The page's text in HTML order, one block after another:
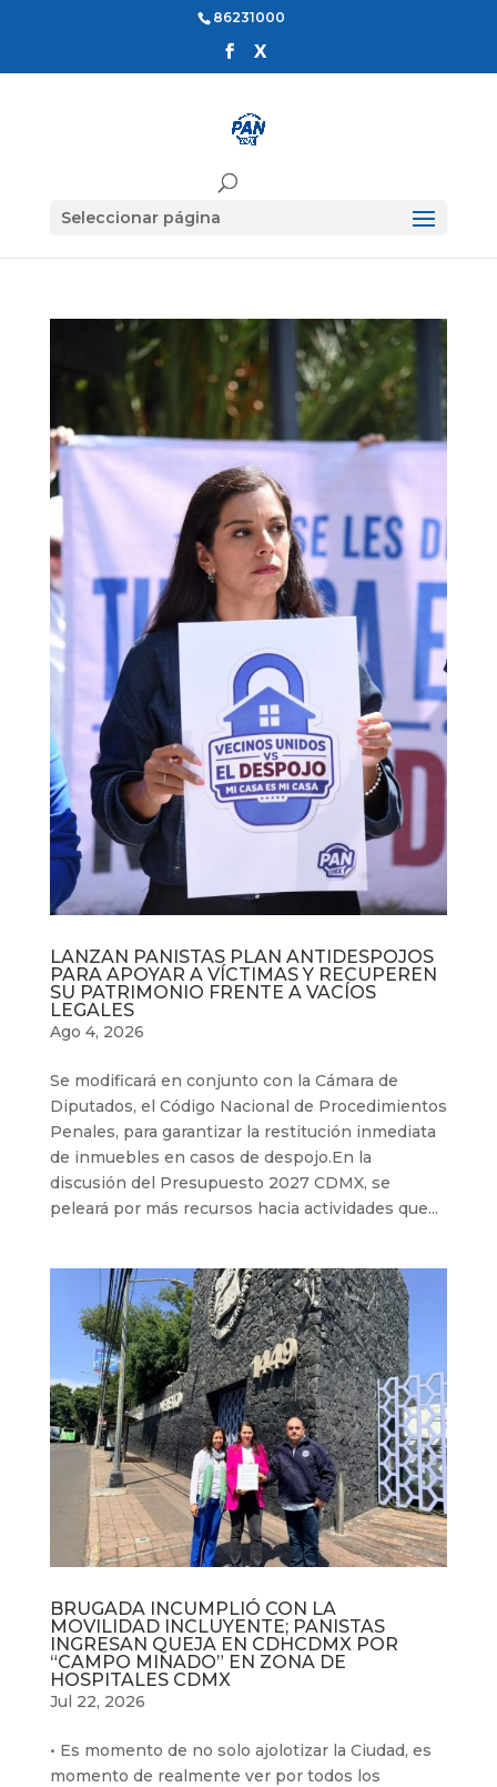
86231000
Seleccionar página
LANZAN PANISTAS PLAN ANTIDESPOJOS
PARA APOYAR A VÍCTIMAS Y RECUPEREN
SU PATRIMONIO FRENTE A VACÍOS
LEGALES
Ago 4, 2026
Se modificará en conjunto con la Cámara de
Diputados, el Código Nacional de Procedimientos
Penales, para garantizar la restitución inmediata
de inmuebles en casos de despojo.⁠En la
discusión del Presupuesto 2027 CDMX, se
peleará por más recursos hacia actividades que...
BRUGADA INCUMPLIÓ CON LA
MOVILIDAD INCLUYENTE; PANISTAS
INGRESAN QUEJA EN CDHCDMX POR
“CAMPO MINADO” EN ZONA DE
HOSPITALES CDMX
Jul 22, 2026
• Es momento de no solo ajolotizar la Ciudad, es
momento de realmente ver por todos los